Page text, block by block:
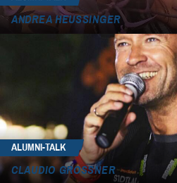
ANDREA HEUSSINGER
ALUMNI-TALK
CLAUDIO GROSSNER